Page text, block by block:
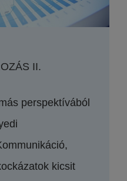
II.
perspektívából
kicsit